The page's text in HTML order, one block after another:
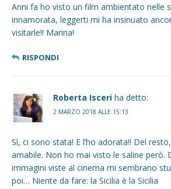
Anni fa ho visto un film ambientato nelle
innamorata, leggerti mi ha insinuato
visitarle!! Marina!
RISPONDI
Roberta Isceri ha detto:
2 MARZO 2018 ALLE 15:13
Sì, ci sono stata! E l’ho adorata!! Del
amabile. Non ho mai visto le saline però.
immagini viste al cinema mi sembrano
poi… Niente da fare: la Sicilia è la Sicilia